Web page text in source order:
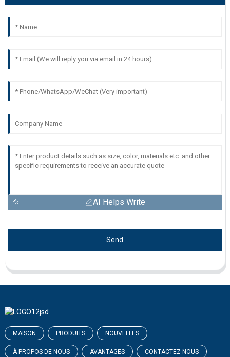
AI Helps Write
Send
MAISON PRODUITS NOUVELLES
À PROPOS DE NOUS AVANTAGES CONTACTEZ-NOUS